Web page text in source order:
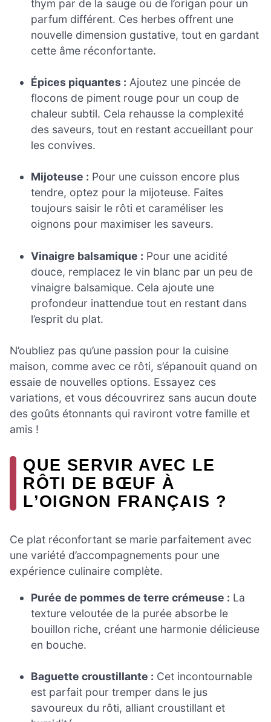
thym par de la sauge ou de l’origan pour un
parfum différent. Ces herbes offrent une
nouvelle dimension gustative, tout en gardant
cette âme réconfortante.
Épices piquantes : Ajoutez une pincée de
flocons de piment rouge pour un coup de
chaleur subtil. Cela rehausse la complexité
des saveurs, tout en restant accueillant pour
les convives.
Mijoteuse : Pour une cuisson encore plus
tendre, optez pour la mijoteuse. Faites
toujours saisir le rôti et caraméliser les
oignons pour maximiser les saveurs.
Vinaigre balsamique : Pour une acidité
douce, remplacez le vin blanc par un peu de
vinaigre balsamique. Cela ajoute une
profondeur inattendue tout en restant dans
l’esprit du plat.
N’oubliez pas qu’une passion pour la cuisine
maison, comme avec ce rôti, s’épanouit quand on
essaie de nouvelles options. Essayez ces
variations, et vous découvrirez sans aucun doute
des goûts étonnants qui raviront votre famille et
amis !
QUE SERVIR AVEC LE
RÔTI DE BŒUF À
L’OIGNON FRANÇAIS ?
Ce plat réconfortant se marie parfaitement avec
une variété d’accompagnements pour une
expérience culinaire complète.
Purée de pommes de terre crémeuse : La
texture veloutée de la purée absorbe le
bouillon riche, créant une harmonie délicieuse
en bouche.
Baguette croustillante : Cet incontournable
est parfait pour tremper dans le jus
savoureux du rôti, alliant croustillant et